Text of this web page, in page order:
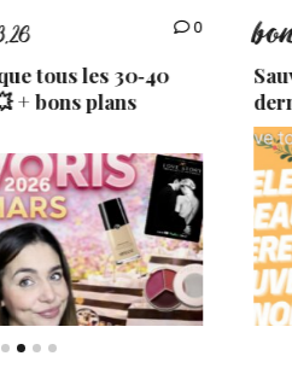
0
tous les 30‑40
+ bons plans